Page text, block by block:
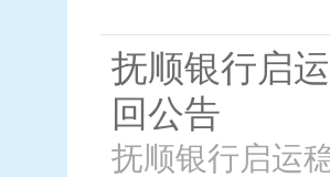
抚顺银行启
回公告
抚顺银行启运